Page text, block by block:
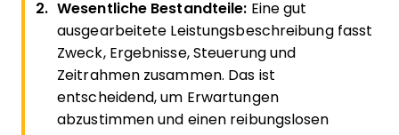
Wesentliche Bestandteile: Eine gut
ausgearbeitete Leistungsbeschreibung fasst
Zweck, Ergebnisse, Steuerung und
Zeitrahmen zusammen. Das ist
entscheidend, um Erwartungen
abzustimmen und einen reibungslosen